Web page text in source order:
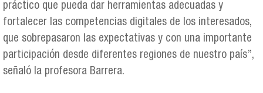
práctico que pueda dar herramientas adecuadas y
fortalecer las competencias digitales de los interesados,
que sobrepasaron las expectativas y con una importante
participación desde diferentes regiones de nuestro país”,
señaló la profesora Barrera.